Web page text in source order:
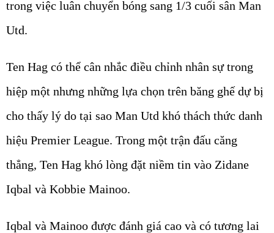
trong việc luân chuyển bóng sang 1/3 cuối sân Man
Utd.
Ten Hag có thể cân nhắc điều chỉnh nhân sự trong
hiệp một nhưng những lựa chọn trên băng ghế dự bị
cho thấy lý do tại sao Man Utd khó thách thức danh
hiệu Premier League. Trong một trận đấu căng
thẳng, Ten Hag khó lòng đặt niềm tin vào Zidane
Iqbal và Kobbie Mainoo.
Iqbal và Mainoo được đánh giá cao và có tương lai